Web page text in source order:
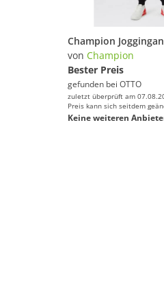
von Champion
Bester Preis
gefunden bei OTTO
zuletzt überprüft am
Preis kann sich seitdem
Keine weiteren